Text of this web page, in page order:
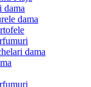
dama
dama
dama